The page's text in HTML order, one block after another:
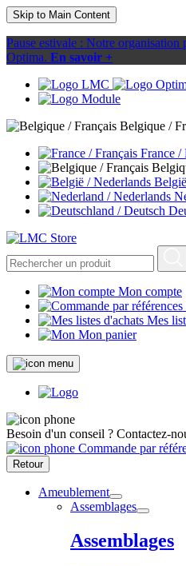
Skip to Main Content
Pause estivale : Notre
Optima. En savoir +
Belgique /
France /
Mon compte
Mes
Mon panier
Besoin d'un conseil ? Contactez-
Commande par
Retour
Ameublement
Assemblages
Assemblages